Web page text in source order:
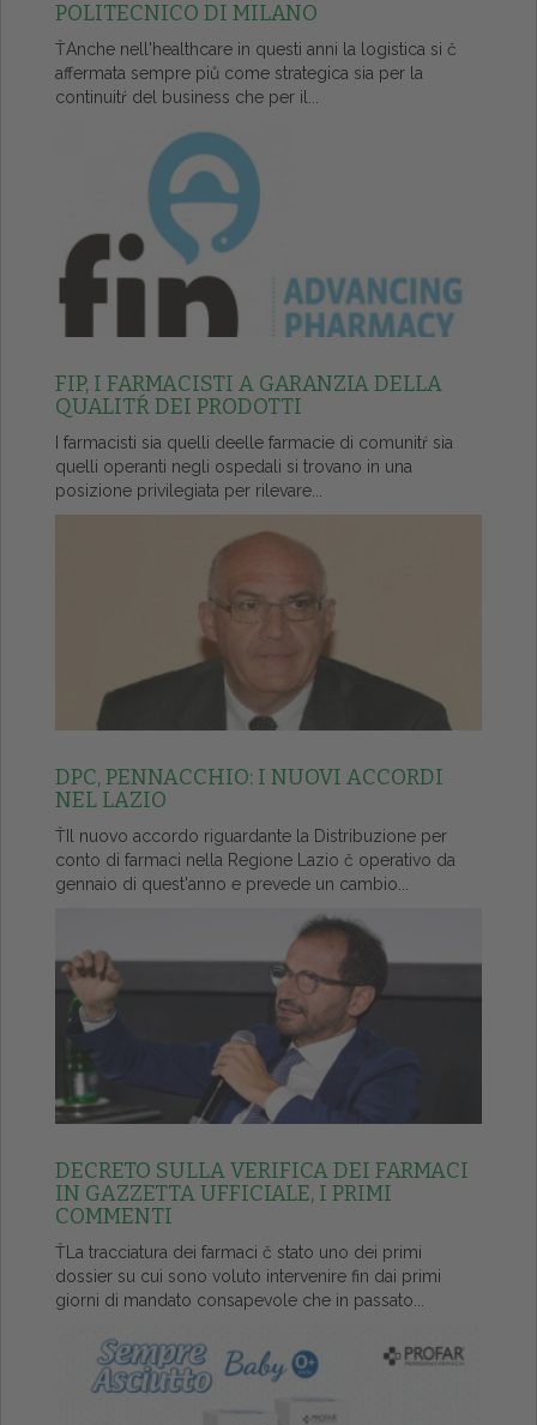
POLITECNICO DI MILANO
ŤAnche nell'healthcare in questi anni la logistica si č
affermata sempre piů come strategica sia per la
continuitŕ del business che per il...
FIP, I FARMACISTI A GARANZIA DELLA
QUALITŔ DEI PRODOTTI
I farmacisti sia quelli deelle farmacie di comunitŕ sia
quelli operanti negli ospedali si trovano in una
posizione privilegiata per rilevare...
DPC, PENNACCHIO: I NUOVI ACCORDI
NEL LAZIO
ŤIl nuovo accordo riguardante la Distribuzione per
conto di farmaci nella Regione Lazio č operativo da
gennaio di quest'anno e prevede un cambio...
DECRETO SULLA VERIFICA DEI FARMACI
IN GAZZETTA UFFICIALE, I PRIMI
COMMENTI
ŤLa tracciatura dei farmaci č stato uno dei primi
dossier su cui sono voluto intervenire fin dai primi
giorni di mandato consapevole che in passato...